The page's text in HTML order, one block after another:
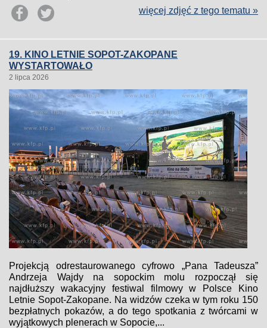
więcej zdjęć z tego tematu »
19. KINO LETNIE SOPOT-ZAKOPANE
WYSTARTOWAŁO
2 lipca 2026
Projekcją odrestaurowanego cyfrowo „Pana Tadeusza”
Andrzeja Wajdy na sopockim molu rozpoczął się
najdłuższy wakacyjny festiwal filmowy w Polsce Kino
Letnie Sopot-Zakopane. Na widzów czeka w tym roku 150
bezpłatnych pokazów, a do tego spotkania z twórcami w
wyjątkowych plenerach w Sopocie,...